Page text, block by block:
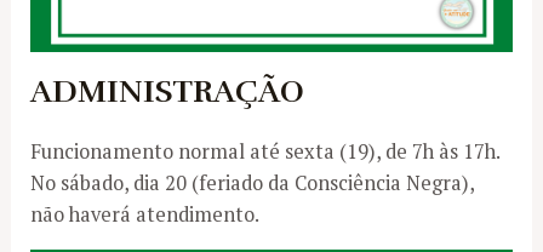
ADMINISTRAÇÃO
Funcionamento normal até sexta (19), de 7h às 17h.
No sábado, dia 20 (feriado da Consciência Negra),
não haverá atendimento.